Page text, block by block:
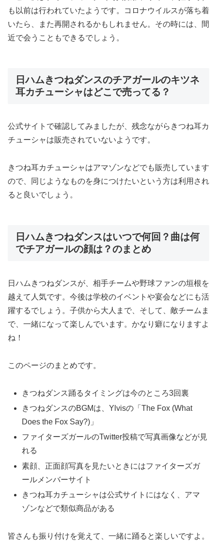
も以前は行われていたようです。コロナウイルスが落ち着
いたら、また再開されるかもしれません。その時には、間
近で会うこともできるでしょう。
日ハムきつねダンスのチアガールのキツネ
耳カチューシャはどこで売ってる？
公式サイトで確認してみましたが、残念ながらきつね耳カ
チューシャは販売されていないようです。
きつね耳カチューシャはアマゾンなどでも販売しています
ので、同じようなものを身につけたいという方は利用され
ると良いでしょう。
日ハムきつねダンスはいつで何回？曲は何
でチアガールの顔は？のまとめ
日ハムきつねダンスが、相手チームや野球ファンの垣根を
越えて人気です。今後は学校のイベントや宴会などにも活
躍するでしょう。子供から大人まで、そして、敵チームま
で、一緒になって楽しんでいます。かなり癖になりますよ
ね！
このページのまとめです。
きつねダンス踊るタイミングは今のところ3回裏
きつねダンスのBGMは、Ylvisの「The Fox (What
Does the Fox Say?)」
ファイターズガールのTwitter投稿で写真画像などが見
れる
素顔、正面顔写真を見たいときにはファイターズガ
ールメンバーサイト
きつね耳カチューシャは公式サイトにはなく、アマ
ゾンなどで類似商品がある
皆さんも振り付けを覚えて、一緒に踊ると楽しいですよ。